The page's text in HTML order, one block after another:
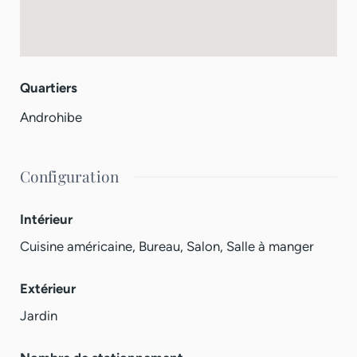
Quartiers
Androhibe
Configuration
Intérieur
Cuisine américaine, Bureau, Salon, Salle à manger
Extérieur
Jardin